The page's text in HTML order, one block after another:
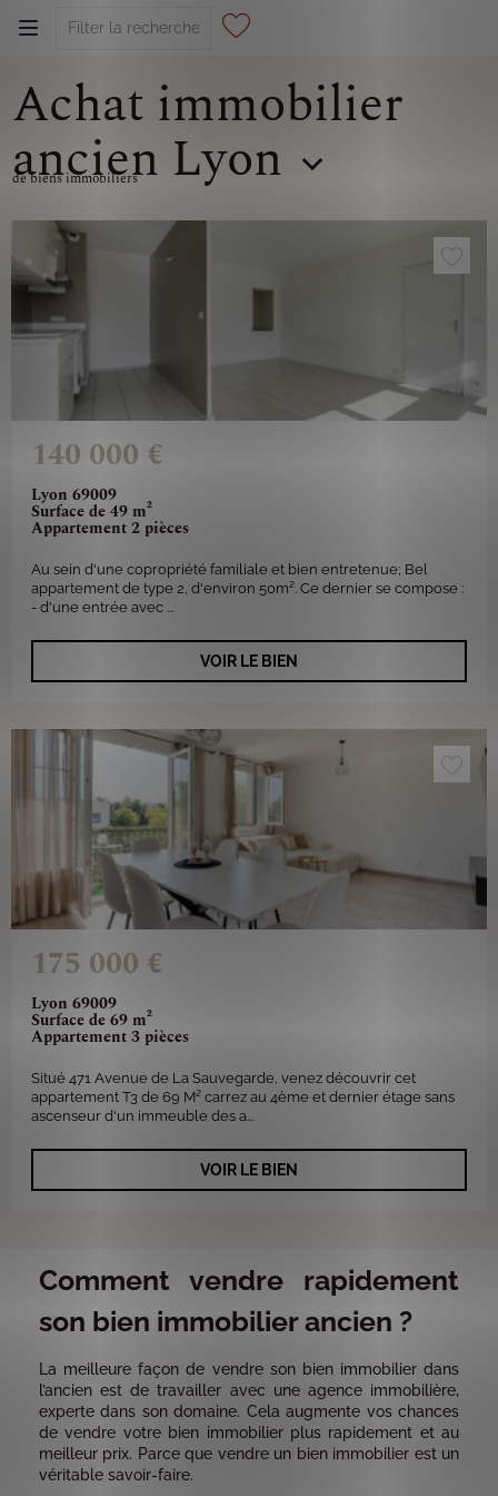
Achat immobilier
ancien Lyon
de biens immobiliers
Lyon 69009
Surface de 49 m²
Appartement 2 pièces
140 000 €
Au sein d'une copropriété familiale et bien entretenue; Bel
appartement de type 2, d'environ 50m². Ce dernier se compose :
- d'une entrée avec ...
VOIR LE BIEN
Lyon 69009
Surface de 69 m²
Appartement 3 pièces
175 000 €
Situé 471 Avenue de La Sauvegarde, venez découvrir cet
appartement T3 de 69 M² carrez au 4ème et dernier étage sans
ascenseur d'un immeuble des a...
VOIR LE BIEN
Comment vendre rapidement
son bien immobilier ancien ?
La meilleure façon de vendre son bien immobilier dans
l’ancien est de travailler avec une agence immobilière,
experte dans son domaine. Cela augmente vos chances
de vendre votre bien immobilier plus rapidement et au
meilleur prix. Parce que vendre un bien immobilier est un
véritable savoir-faire.